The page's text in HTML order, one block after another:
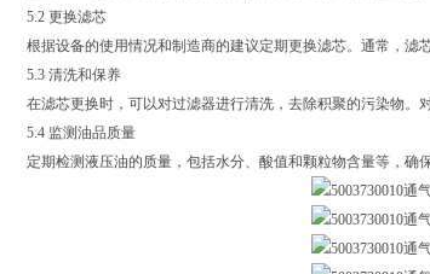
5.2 更换滤芯
根据设备的使用情况和制造商的建议定期更换滤芯。通常，滤
5.3 清洗和保养
在滤芯更换时，可以对过滤器进行清洗，去除积聚的污染物。
5.4 监测油品质量
定期检测液压油的质量，包括水分、酸值和颗粒物含量等，确保